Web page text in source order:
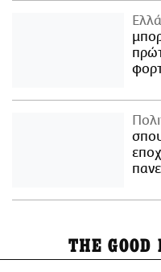
THE GOOD